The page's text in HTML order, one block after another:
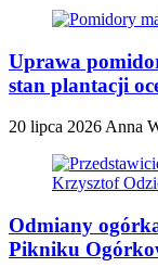
Uprawa
stan plantacji
20 lipca 2026Anna
Odmiany
Pikniku